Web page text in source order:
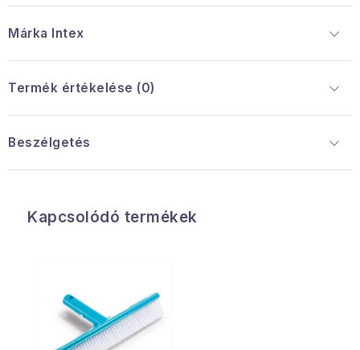
Márka Intex
Termék értékelése (0)
Beszélgetés
Kapcsolódó termékek